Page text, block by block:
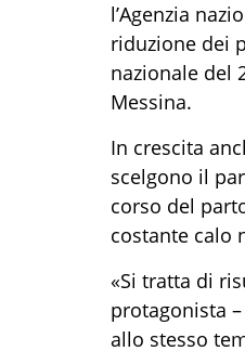
l’Agenzia
riduzione dei
nazionale del
Messina.
In crescita
scelgono il
corso del
costante calo
«Si tratta di
protagonista
allo stesso